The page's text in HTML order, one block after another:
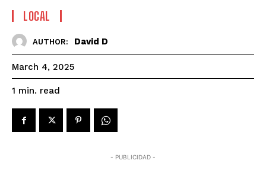
LOCAL
AUTHOR: David D
March 4, 2025
1 min. read
- PUBLICIDAD -